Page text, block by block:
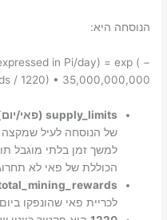
הנוסחה היא:
in Pi/day) = exp ( −
/ 1220) • 35,000,000,000
supply_limits (פאי/יום).
של הנוסחה לעיל שמקצה
למשך זמן בלתי מוגבל
הכוללת של פאי לא
לכריית פאי שהונפקו